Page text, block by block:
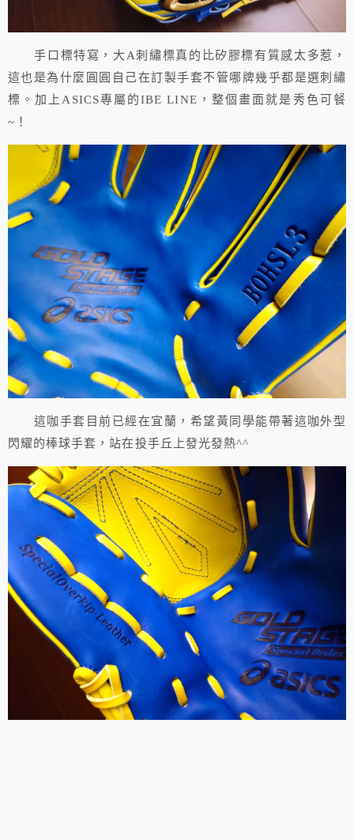
手口標特寫，大A刺繡標真的比矽膠標有質感太多惹，
這也是為什麼圓圓自己在訂製手套不管哪牌幾乎都是選刺繡
標。加上ASICS專屬的IBE LINE，整個畫面就是秀色可餐
~！
這咖手套目前已經在宜蘭，希望黃同學能帶著這咖外型
閃耀的棒球手套，站在投手丘上發光發熱^^